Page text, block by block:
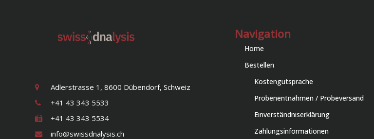
Adlerstrasse 1, 8600 Dübendorf, Schweiz
+41 43 343 5533
+41 43 343 5534
info@swissdnalysis.ch
Navigation
Home
Bestellen
Kostengutsprache
Probenentnahmen / Probeversand
Einverständniserklärung
Zahlungsinformationen